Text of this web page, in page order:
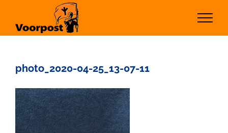
inhoud
photo_2020-04-25_13-07-11